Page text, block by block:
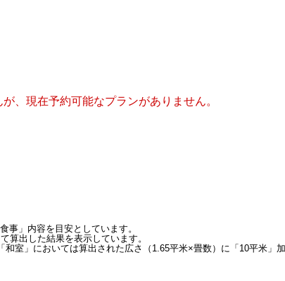
、現在予約可能なプランがありません。
事」内容を目安としています。
算出した結果を表示しています。
室」においては算出された広さ（1.65平米×畳数）に「10平米」